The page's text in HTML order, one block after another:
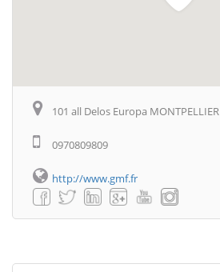
101 all Delos Europa MONTPELLIER
0970809809
http://www.gmf.fr